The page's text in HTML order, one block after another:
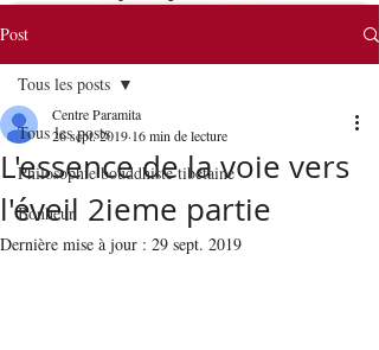
Post
Tous les posts
Philosophie bouddhiste tibétaine
Bonheur
Tous les posts
L'essence de la voie vers
l'éveil 2ieme partie
Centre Paramita
26 sept. 2019 16 min de lecture
Dernière mise à jour : 29 sept. 2019